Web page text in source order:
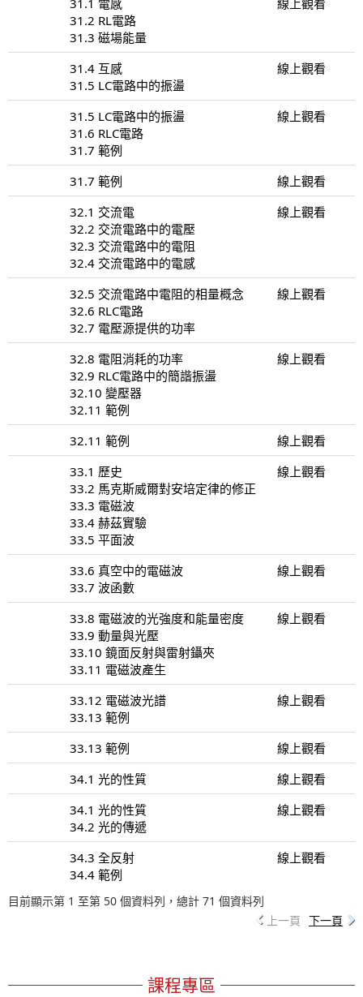
31.2 RL電路
31.3 磁場能量
31.4 互感
31.5 LC電路中的振盪
線上觀看
31.5 LC電路中的振盪
31.6 RLC電路
31.7 範例
線上觀看
31.7 範例
線上觀看
32.1 交流電
32.2 交流電路中的電壓
32.3 交流電路中的電阻
32.4 交流電路中的電感
線上觀看
32.5 交流電路中電阻的相量概念
32.6 RLC電路
32.7 電壓源提供的功率
線上觀看
32.8 電阻消耗的功率
32.9 RLC電路中的簡諧振盪
32.10 變壓器
32.11 範例
線上觀看
32.11 範例
線上觀看
33.1 歷史
33.2 馬克斯威爾對安培定律的修正
33.3 電磁波
33.4 赫茲實驗
33.5 平面波
線上觀看
33.6 真空中的電磁波
33.7 波函數
線上觀看
33.8 電磁波的光強度和能量密度
33.9 動量與光壓
33.10 鏡面反射與雷射鑷夾
33.11 電磁波產生
線上觀看
33.12 電磁波光譜
33.13 範例
線上觀看
33.13 範例
線上觀看
34.1 光的性質
線上觀看
34.1 光的性質
34.2 光的傳遞
線上觀看
34.3 全反射
34.4 範例
線上觀看
目前顯示第 1 至第 50 個資料列，總計 71 個資料列
上一頁 下一頁
課程專區